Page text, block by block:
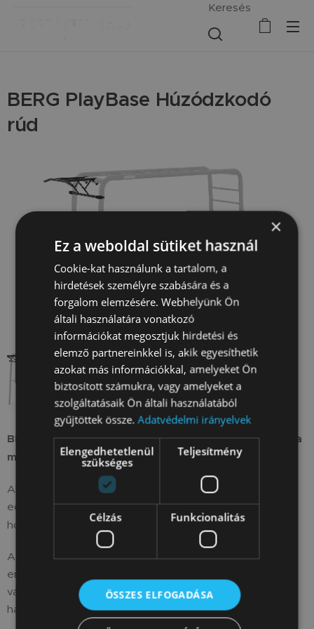
Keresés
BERG PlayBase Húzódzkodó
rúd
BERG PlayBase Körte – erősítse a hátat, a karokat és a
mellkast saját testsúlyával
Alakítsa át PlayBase-ét egy funkcionális otthoni
edzőteremmé aBERG fitnesz labdával. Ez azt jelenti,
hogy bármikor edzhet – közvetlenül a kertjében.
A húzódzkodások az egyik legjobb gyakorlat a felsőtest
erősítésére. Segítenek erősíteni a hátat, a mellkast, a
vállakat és a karokat, mindezt csak a saját testsúly
használatával.
×
Ez a weboldal sütiket használ
Cookie-kat használunk a tartalom, a
hirdetések személyre szabására és a
forgalom elemzésére. Webhelyünk Ön
általi használatára vonatkozó
információkat megosztjuk hirdetési és
elemző partnereinkkel is, akik egyesíthetik
azokat más információkkal, amelyeket Ön
biztosított számukra, vagy amelyeket a
szolgáltatásaik Ön általi használatából
gyűjtöttek össze.Adatvédelmi irányelvek
Elengedhetetlenül
szükséges
Teljesítmény
Célzás Funkcionalitás
ÖSSZES ELFOGADÁSA